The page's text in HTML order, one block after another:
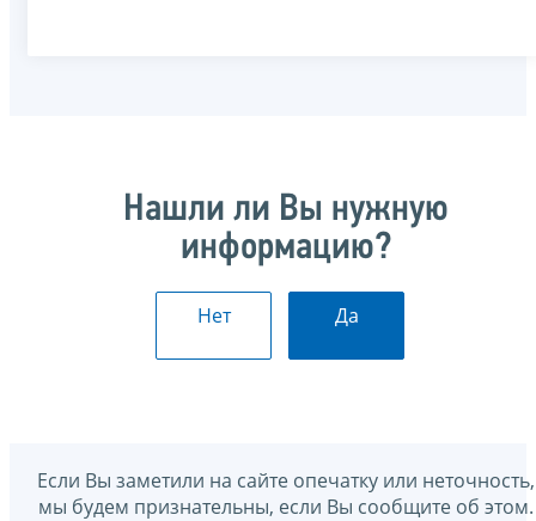
Нашли ли Вы нужную
информацию?
Нет Да
Если Вы заметили на сайте опечатку или неточность,
мы будем признательны, если Вы сообщите об этом.